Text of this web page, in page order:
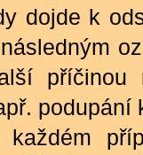
dojde k
příčinou
podupání
každém